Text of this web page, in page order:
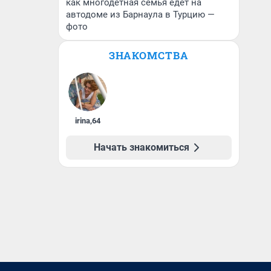
как многодетная семья едет на
автодоме из Барнаула в Турцию —
фото
ЗНАКОМСТВА
irina,64
Начать знакомиться